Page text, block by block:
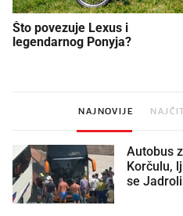
Što povezuje Lexus i
legendarnog Ponyja?
NAJNOVIJE
Autobus
Korčulu,
se